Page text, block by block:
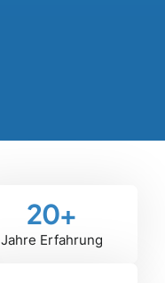
Jahre Erfahrung
20+